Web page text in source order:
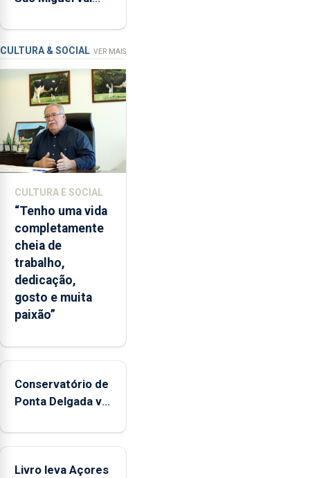
condições
de
ensino
instituição
requalificação
CULTURA & SOCIAL VER MAIS
CULTURA E SOCIAL
“Tenho uma vida
completamente
cheia de
trabalho,
dedicação,
gosto e muita
paixão”
Conservatório de
Ponta Delgada vai
novos
Livro leva Açores